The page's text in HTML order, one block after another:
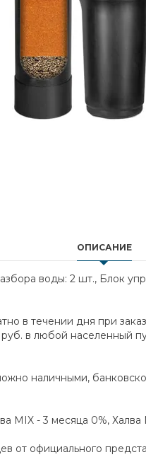
ОПИСАНИЕ
воды: 2 шт., Блок
в течении дня при
в любой населенный
наличными,
MIX - 3 месяца 0%,
от официального